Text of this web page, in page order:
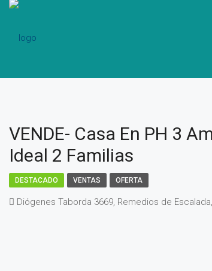
VENDE- Casa En PH 3
Ideal 2 Familias
DESTACADO VENTAS OFERTA
Diógenes Taborda 3669, Remedios de